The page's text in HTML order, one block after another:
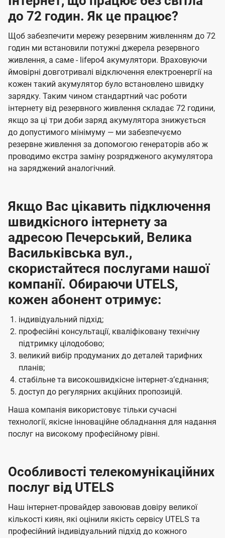
до 72 годин. Як це працює?
Щоб забезпечити мережу резервним живленням до 72
годин ми встановили потужні джерела резервного
живлення, а саме - lifepo4 акумулятори. Враховуючи
ймовірні довготривалі відключення електроенергії на
кожен такий акумулятор було встановлено швидку
зарядку. Таким чином стандартний час роботи
інтернету від резервного живлення складає 72 години,
якщо за ці три доби заряд акумулятора знижується
до допустимого мінімуму — ми забезпечуємо
резервне живлення за допомогою генераторів або ж
проводимо екстра заміну розрядженого акумулятора
на заряджений аналогічний.
Якщо Вас цікавить підключення
швидкісного інтернету за
адресою Печерський, Велика
Васильківська вул.,
скористайтеся послугами нашої
компанії. Обираючи UTELS,
кожен абонент отримує:
індивідуальний підхід;
професійні консультації, кваліфіковану технічну
підтримку цілодобово;
великий вибір продуманих до деталей тарифних
планів;
стабільне та високошвидкісне інтернет-зʼєднання;
доступ до регулярних акційних пропозицій.
Наша компанія використовує тільки сучасні
технології, якісне інноваційне обладнання для надання
послуг на високому професійному рівні.
Особливості телекомунікаційних
послуг від UTELS
Наш інтернет-провайдер завоював довіру великої
кількості киян, які оцінили якість сервісу UTELS та
професійний індивідуальний підхід до кожного